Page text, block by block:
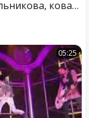
ЭТО ФУТБОЛ, БРАТ №24// Дарья Мельникова, коварство Семака, угадываем футболистов, большой розыгрыш
05:25